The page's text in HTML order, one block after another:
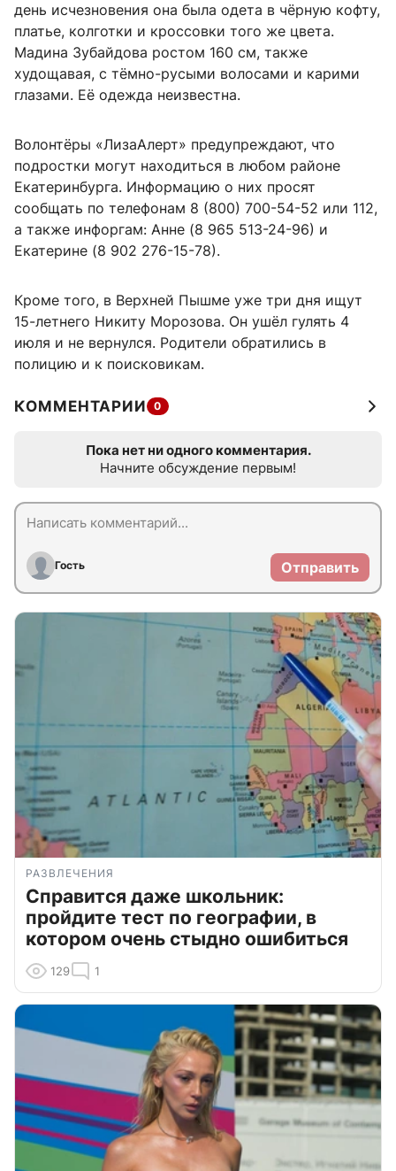
день исчезновения она была одета в чёрную кофту,
платье, колготки и кроссовки того же цвета.
Мадина Зубайдова ростом 160 см, также
худощавая, с тёмно-русыми волосами и карими
глазами. Её одежда неизвестна.
Волонтёры «ЛизаАлерт» предупреждают, что
подростки могут находиться в любом районе
Екатеринбурга. Информацию о них просят
сообщать по телефонам 8 (800) 700-54-52 или 112,
а также инфоргам: Анне (8 965 513-24-96) и
Екатерине (8 902 276-15-78).
Кроме того, в Верхней Пышме уже три дня ищут
15-летнего Никиту Морозова. Он ушёл гулять 4
июля и не вернулся. Родители обратились в
полицию и к поисковикам.
КОММЕНТАРИИ 0
Пока нет ни одного комментария.
Начните обсуждение первым!
Гость Отправить
РАЗВЛЕЧЕНИЯ
Справится даже школьник:
пройдите тест по географии, в
котором очень стыдно ошибиться
129 1